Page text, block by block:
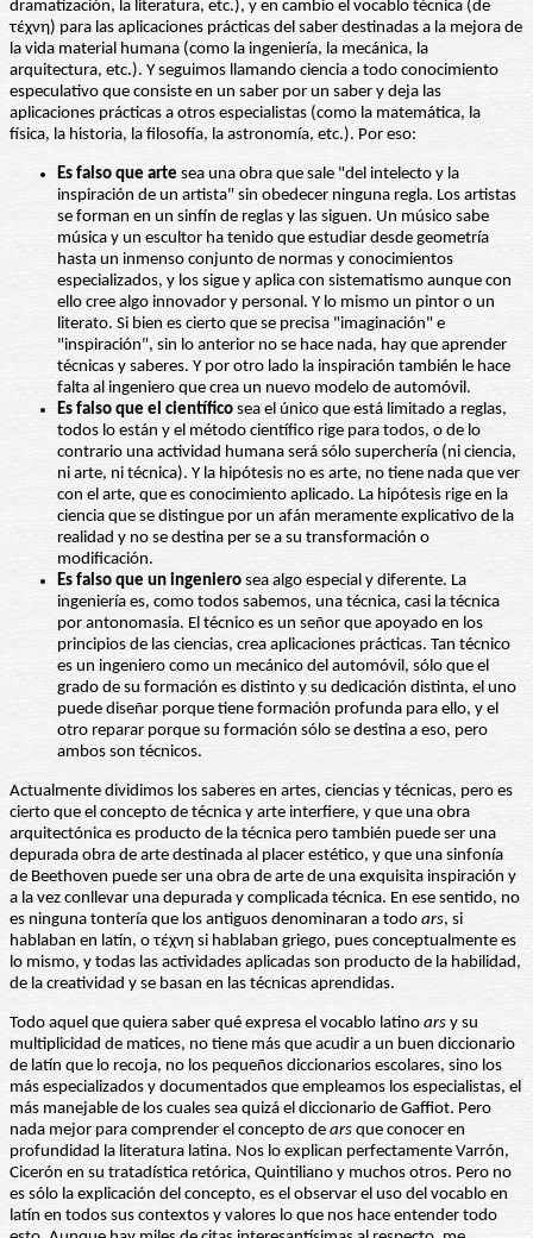
dramatización, la literatura, etc.), y en cambio el vocablo técnica (de
τέχνη) para las aplicaciones prácticas del saber destinadas a la mejora de
la vida material humana (como la ingeniería, la mecánica, la
arquitectura, etc.). Y seguimos llamando ciencia a todo conocimiento
especulativo que consiste en un saber por un saber y deja las
aplicaciones prácticas a otros especialistas (como la matemática, la
física, la historia, la filosofía, la astronomía, etc.). Por eso:
Es falso que arte sea una obra que sale "del intelecto y la
inspiración de un artista" sin obedecer ninguna regla. Los artistas
se forman en un sinfín de reglas y las siguen. Un músico sabe
música y un escultor ha tenido que estudiar desde geometría
hasta un inmenso conjunto de normas y conocimientos
especializados, y los sigue y aplica con sistematismo aunque con
ello cree algo innovador y personal. Y lo mismo un pintor o un
literato. Si bien es cierto que se precisa "imaginación" e
"inspiración", sin lo anterior no se hace nada, hay que aprender
técnicas y saberes. Y por otro lado la inspiración también le hace
falta al ingeniero que crea un nuevo modelo de automóvil.
Es falso que el científico sea el único que está limitado a reglas,
todos lo están y el método científico rige para todos, o de lo
contrario una actividad humana será sólo superchería (ni ciencia,
ni arte, ni técnica). Y la hipótesis no es arte, no tiene nada que ver
con el arte, que es conocimiento aplicado. La hipótesis rige en la
ciencia que se distingue por un afán meramente explicativo de la
realidad y no se destina per se a su transformación o
modificación.
Es falso que un ingeniero sea algo especial y diferente. La
ingeniería es, como todos sabemos, una técnica, casi la técnica
por antonomasia. El técnico es un señor que apoyado en los
principios de las ciencias, crea aplicaciones prácticas. Tan técnico
es un ingeniero como un mecánico del automóvil, sólo que el
grado de su formación es distinto y su dedicación distinta, el uno
puede diseñar porque tiene formación profunda para ello, y el
otro reparar porque su formación sólo se destina a eso, pero
ambos son técnicos.
Actualmente dividimos los saberes en artes, ciencias y técnicas, pero es
cierto que el concepto de técnica y arte interfiere, y que una obra
arquitectónica es producto de la técnica pero también puede ser una
depurada obra de arte destinada al placer estético, y que una sinfonía
de Beethoven puede ser una obra de arte de una exquisita inspiración y
a la vez conllevar una depurada y complicada técnica. En ese sentido, no
es ninguna tontería que los antiguos denominaran a todo ars, si
hablaban en latín, o τέχνη si hablaban griego, pues conceptualmente es
lo mismo, y todas las actividades aplicadas son producto de la habilidad,
de la creatividad y se basan en las técnicas aprendidas.
Todo aquel que quiera saber qué expresa el vocablo latino ars y su
multiplicidad de matices, no tiene más que acudir a un buen diccionario
de latín que lo recoja, no los pequeños diccionarios escolares, sino los
más especializados y documentados que empleamos los especialistas, el
más manejable de los cuales sea quizá el diccionario de Gaffiot. Pero
nada mejor para comprender el concepto de ars que conocer en
profundidad la literatura latina. Nos lo explican perfectamente Varrón,
Cicerón en su tratadística retórica, Quintiliano y muchos otros. Pero no
es sólo la explicación del concepto, es el observar el uso del vocablo en
latín en todos sus contextos y valores lo que nos hace entender todo